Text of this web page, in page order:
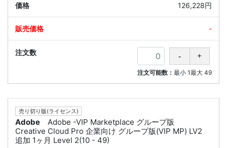
126,228円
-
注文可能数： 最小 1最大 49
売り切り版(ライセンス)
Adobe
Adobe -VIP Marketplace グループ版
Creative Cloud Pro 企業向け グループ版(VIP MP) LV2
追加 1ヶ月 Level 2(10 - 49)